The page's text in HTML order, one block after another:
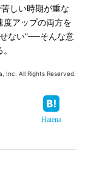
しい時期が重な
度アップの両方を
ない”──そんな意
Inc. All Rights Reserved.
Hatena